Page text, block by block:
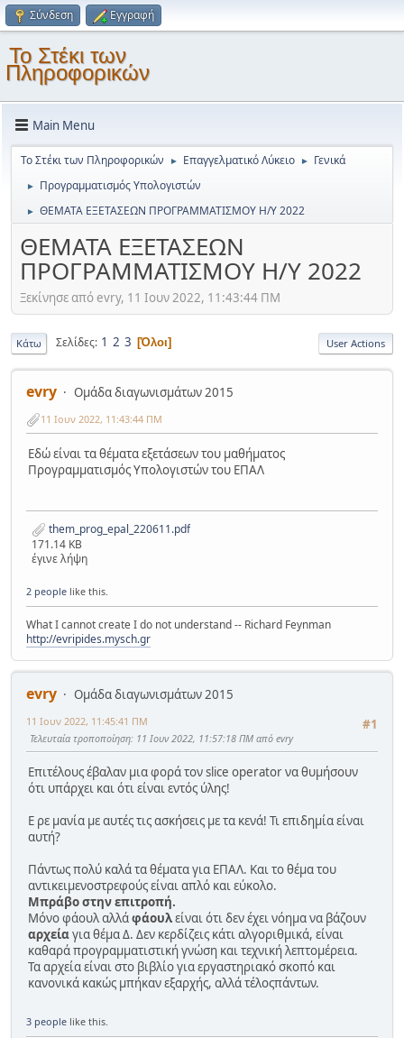
Σύνδεση Εγγραφή
Το Στέκι των
Πληροφορικών
Main Menu
Το Στέκι των Πληροφορικών ► Επαγγελματικό Λύκειο ► Γενικά
► Προγραμματισμός Υπολογιστών
► ΘΕΜΑΤΑ ΕΞΕΤΑΣΕΩΝ ΠΡΟΓΡΑΜΜΑΤΙΣΜΟΥ Η/Υ 2022
ΘΕΜΑΤΑ ΕΞΕΤΑΣΕΩΝ
ΠΡΟΓΡΑΜΜΑΤΙΣΜΟΥ Η/Υ 2022
Ξεκίνησε από evry, 11 Ιουν 2022, 11:43:44 ΠΜ
Κάτω Σελίδες 1 2 3 Όλοι User Actions
evry Ομάδα διαγωνισμάτων 2015
11 Ιουν 2022, 11:43:44 ΠΜ
Εδώ είναι τα θέματα εξετάσεων του μαθήματος
Προγραμματισμός Υπολογιστών του ΕΠΑΛ
them_prog_epal_220611.pdf
171.14 KB
έγινε λήψη
2 people like this.
What I cannot create I do not understand -- Richard Feynman
http://evripides.mysch.gr
evry
Ομάδα διαγωνισμάτων 2015
#1
11 Ιουν 2022, 11:45:41 ΠΜ
Τελευταία τροποποίηση: 11 Ιουν 2022, 11:57:18 ΠΜ από evry
Επιτέλους έβαλαν μια φορά τον slice operator να θυμήσουν
ότι υπάρχει και ότι είναι εντός ύλης!
Ε ρε μανία με αυτές τις ασκήσεις με τα κενά! Τι επιδημία είναι
αυτή?
Πάντως πολύ καλά τα θέματα για ΕΠΑΛ. Και το θέμα του
αντικειμενοστρεφούς είναι απλό και εύκολο.
Μπράβο στην επιτροπή.
Μόνο φάουλ αλλάφάουλείναι ότι δεν έχει νόημα να βάζουν
αρχείαγια θέμα Δ. Δεν κερδίζεις κάτι αλγοριθμικά, είναι
καθαρά προγραμματιστική γνώση και τεχνική λεπτομέρεια.
Τα αρχεία είναι στο βιβλίο για εργαστηριακό σκοπό και
κανονικά κακώς μπήκαν εξαρχής, αλλά τέλοςπάντων.
3 people like this.